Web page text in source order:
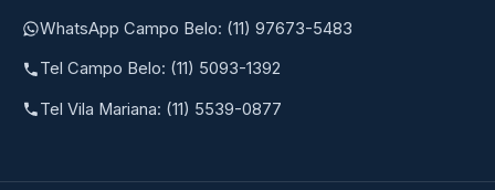
WhatsApp Campo Belo: (11) 97673-5483
Tel Campo Belo: (11) 5093-1392
Tel Vila Mariana: (11) 5539-0877